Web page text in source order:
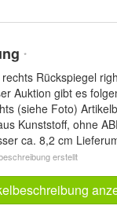
*
Rückspiegel
Auktion gibt es
(siehe Foto)
Kunststoff, ohne
ca. 8,2 cm
erstellt